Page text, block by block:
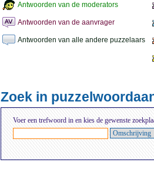
Antwoorden van de moderators
Antwoorden van de aanvrager
Antwoorden van alle andere puzzelaars
Zoek in
Voer een trefwoord in en kies de gewenste